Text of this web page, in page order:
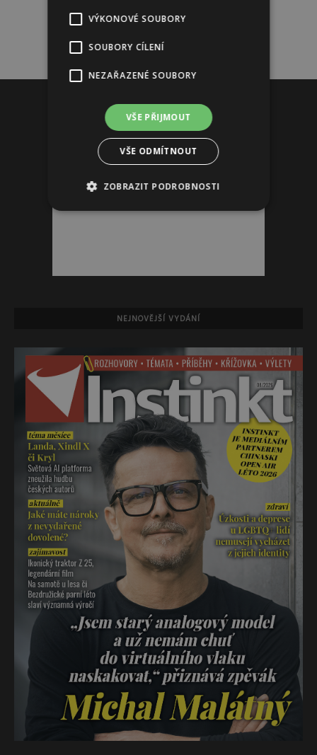
NEJNOVĚJŠÍ VYDÁNÍ
VÝKONOVÉ SOUBORY
SOUBORY CÍLENÍ
NEZAŘAZENÉ SOUBORY
VŠE PŘIJMOUT
VŠE ODMÍTNOUT
ZOBRAZIT PODROBNOSTI